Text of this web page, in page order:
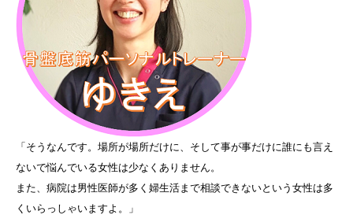
「そうなんです。場所が場所だけに、そして事が事だけに誰にも言え
ないで悩んでいる女性は少なくありません。
また、病院は男性医師が多く婦生活まで相談できないという女性は多
くいらっしゃいますよ。」